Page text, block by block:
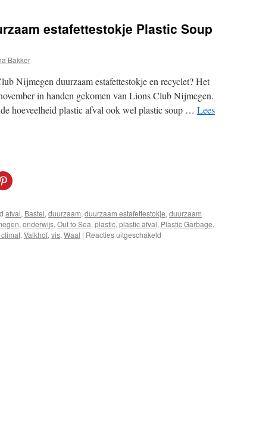
estafettestokje Plastic Soup
Bakker
Nijmegen duurzaam estafettestokje en recyclet? Het
in handen gekomen van Lions Club Nijmegen.
hoeveelheid plastic afval ook wel plastic soup … Lees
afval, Bastei, duurzaam, duurzaam estafettestokje, duurzaam
, onderwijs, Out to Sea, plastic, plastic afval, Plastic Garbage,
, Valkhof, vis, Waal | Reacties uitgeschakeld